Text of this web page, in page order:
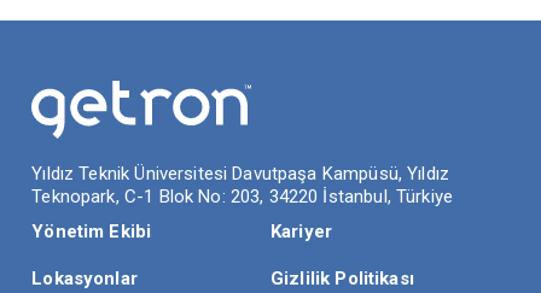
Yıldız Teknik Üniversitesi Davutpaşa Kampüsü, Yıldız
Teknopark, C-1 Blok No: 203, 34220 İstanbul, Türkiye
Yönetim Ekibi
Kariyer
Lokasyonlar Gizlilik Politikası